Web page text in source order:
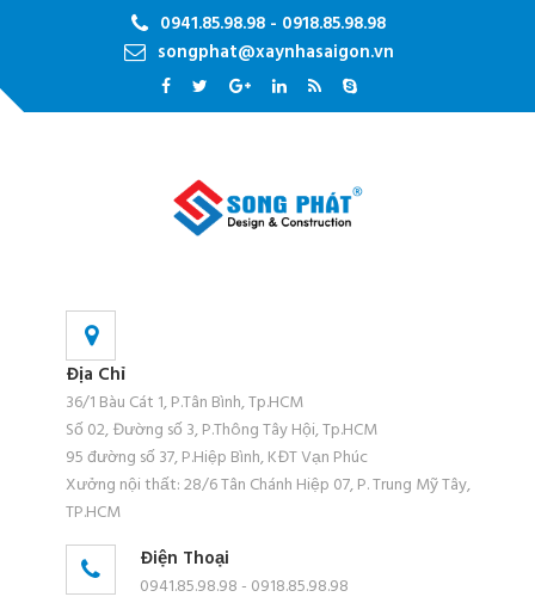
0941.85.98.98 - 0918.85.98.98
songphat@xaynhasaigon.vn
Địa Chỉ
36/1 Bàu Cát 1, P.Tân Bình, Tp.HCM
Số 02, Đường số 3, P.Thông Tây Hội, Tp.HCM
95 đường số 37, P.Hiệp Bình, KĐT Vạn Phúc
Xưởng nội thất: 28/6 Tân Chánh Hiệp 07, P. Trung Mỹ Tây,
TP.HCM
Điện Thoại
0941.85.98.98 - 0918.85.98.98